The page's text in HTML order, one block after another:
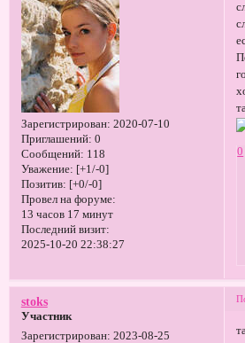
Зарегистрирован: 2020-07-10
Приглашений: 0
Сообщений: 118
Уважение: [+1/-0]
Позитив: [+0/-0]
Провел на форуме:
13 часов 17 минут
Последний визит:
2025-10-20 22:38:27
0
stoks
Участник
Зарегистрирован: 2023-08-25